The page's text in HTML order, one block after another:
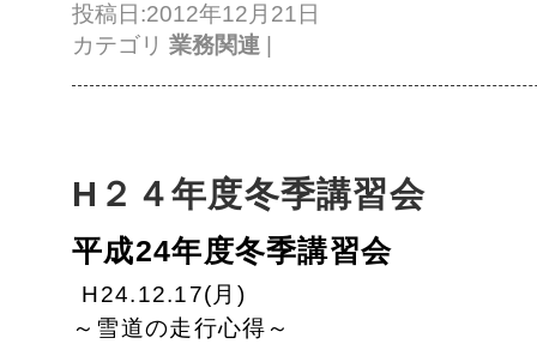
投稿日:2012年12月21日
カテゴリ 業務関連
H２４年度冬季講習会
平成24年度冬季講習会
H24.12.17(月)
～雪道の走行心得～